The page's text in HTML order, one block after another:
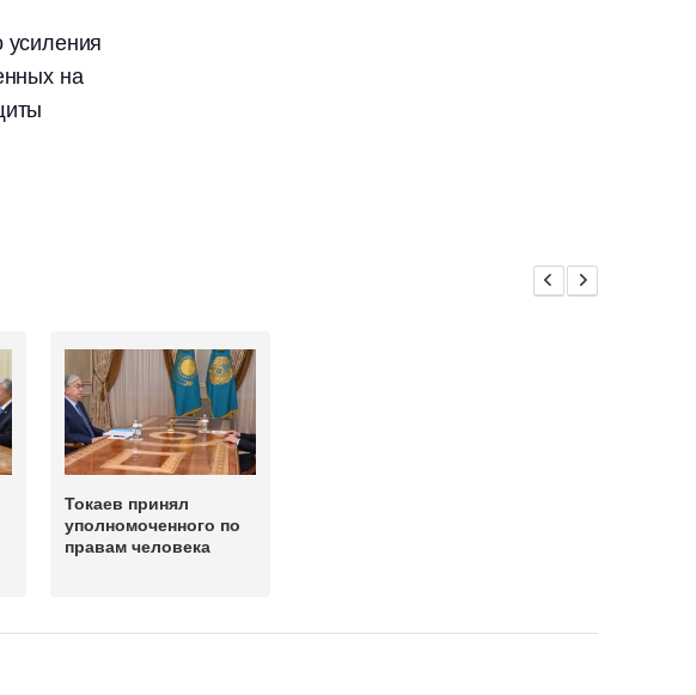
усиления
на
Токаев принял
уполномоченного по
правам человека